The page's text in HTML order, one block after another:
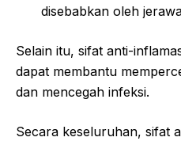
disebabkan oleh
Selain itu, sifat anti-
dapat membantu
dan mencegah infeksi.
Secara keseluruhan, sifat